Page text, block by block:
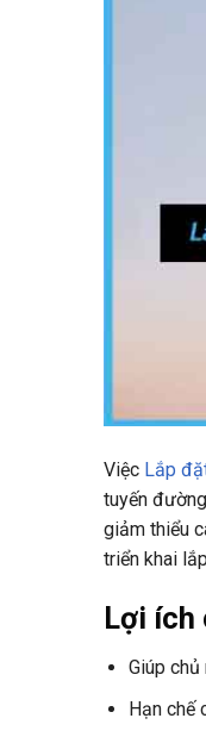
Việc Lắp
tuyến
giảm thiểu
triển khai
Lợi ích
Giúp
Hạn chế